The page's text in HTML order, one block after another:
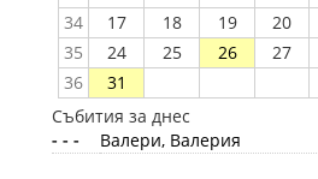
34
17 18 19 20
35
24 25 26 27
36
31
Събития за днес
- - -
Валери, Валерия